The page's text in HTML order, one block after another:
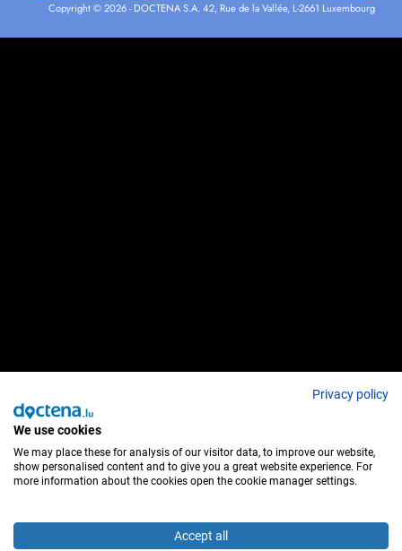
Copyright © 2026 - DOCTENA S.A. 42, Rue de la Vallée, L-2661 Luxembourg
Privacy policy
We use cookies
We may place these for analysis of our visitor data, to improve our website,
show personalised content and to give you a great website experience. For
more information about the cookies open the cookie manager settings.
Accept all